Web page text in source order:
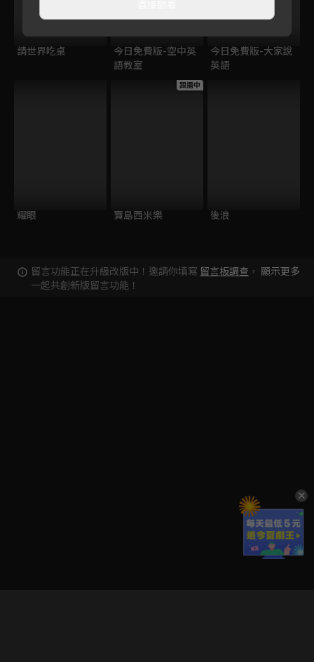
請世界吃桌
今日免費版-空中英
語教室
今日免費版-大家說
英語
耀眼
跟播中
寶島西米樂 後浪
留言功能正在升級改版中！邀請你填寫 留言板調查 ，
一起共創新版留言功能！
顯示更多